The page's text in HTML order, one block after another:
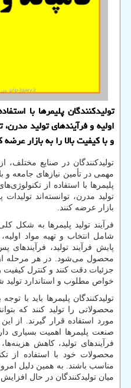
تولیدکنندگان پلیمرها با
اولیه و فرآیندهای تولید
و با کیفیت بالا را به بازار عرضه
تولیدکنندگان در صنایع مختلف،
مهمی در تأمین نیازهای جامعه و
پلیمرها با استفاده از
تولید مدرن، توانسته‌اند تولیدات
بازار عرضه کنند.
فرآیند تولید پلیمرها به
شامل انتخاب و تهیه مواد
پایش فرآیند تولید، فرآیندهای
محصول می‌شود. در هر مرحله از
جزئیات دقت کنند و کنترل کیفیت
خواص مطلوب و استاندارد تولید
تولیدکنندگان پلیمرها باید با
محصولاتی را تولید کنند که
مورد استفاده قرار گیرند. از
صنعت پلیمرها اهمیت بسیاری
فرآیندهای تولید، کاهش
محصولات خود با استفاده از
مناسب باشند. به همین دلیل
میان تولیدکنندگان در حال